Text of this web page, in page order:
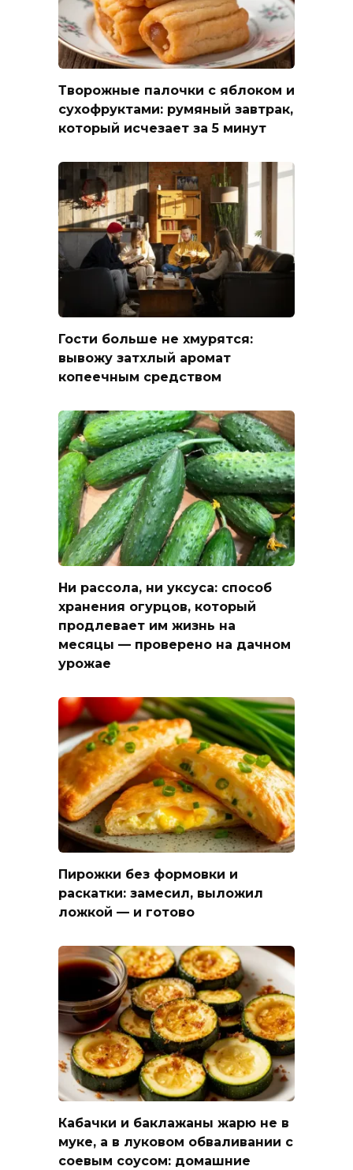
Творожные палочки с яблоком и
сухофруктами: румяный завтрак,
который исчезает за 5 минут
Гости больше не хмурятся:
вывожу затхлый аромат
копеечным средством
Ни рассола, ни уксуса: способ
хранения огурцов, который
продлевает им жизнь на
месяцы — проверено на дачном
урожае
Пирожки без формовки и
раскатки: замесил, выложил
ложкой — и готово
Кабачки и баклажаны жарю не в
муке, а в луковом обваливании с
соевым соусом: домашние